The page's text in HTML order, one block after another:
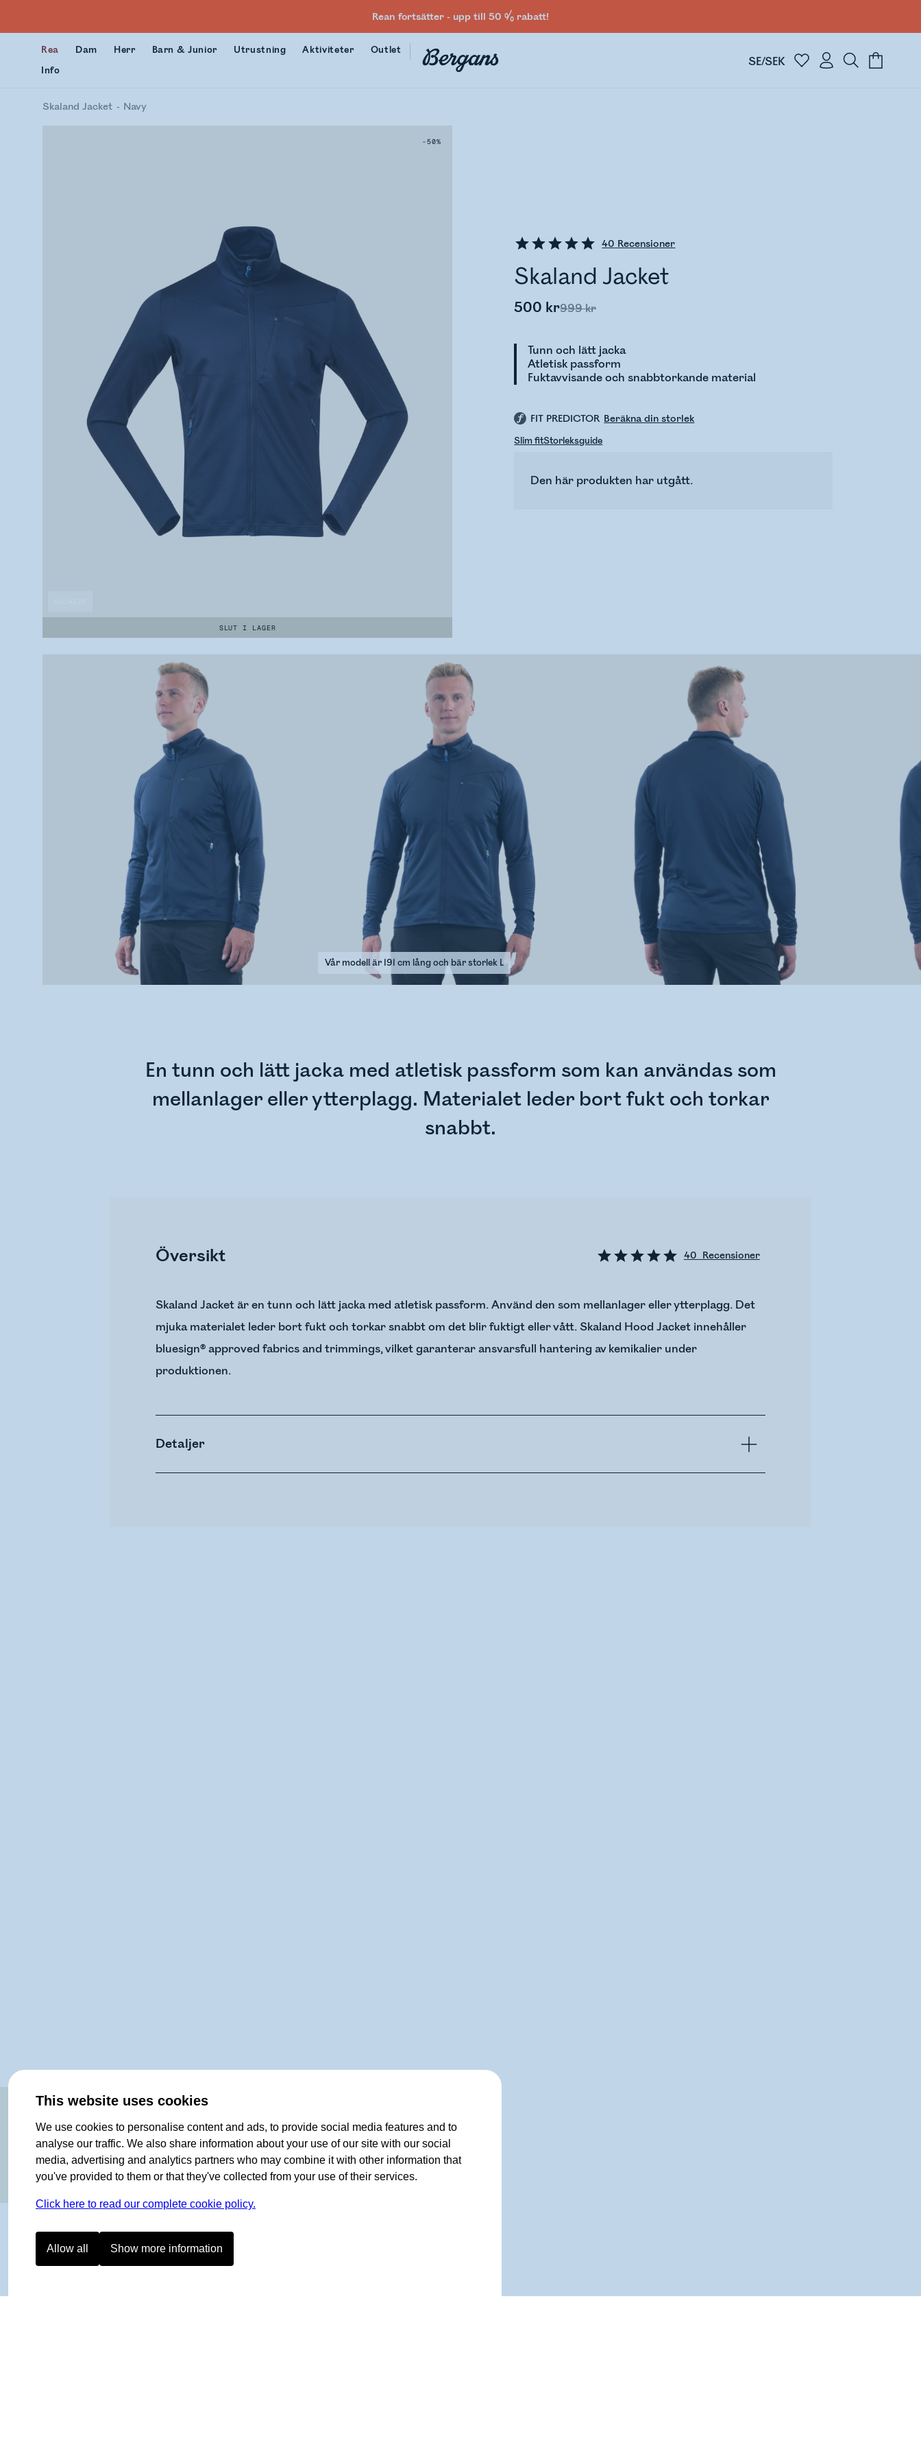
This website uses cookies
We use cookies to personalise content and ads, to provide social media features and to
analyse our traffic. We also share information about your use of our site with our social
media, advertising and analytics partners who may combine it with other information that
you've provided to them or that they've collected from your use of their services.
Click here to read our complete cookie policy.
Allow all Show more information
Rean fortsätter - upp till 50 % rabatt!
Rea Dam Herr Barn & Junior Utrustning Aktiviteter
Outlet
Info
SE/SEK
Skaland Jacket Navy
-50%
SLUT I LAGER
40 Recensioner
Skaland Jacket
500 kr999 kr
Tunn och lätt jacka
Atletisk passform
Fuktavvisande och snabbtorkande material
FIT PREDICTOR Beräkna din storlek
Slim fitStorleksguide
Den här produkten har utgått.
Vår modell är 191 cm lång och bär storlek L
En tunn och lätt jacka med atletisk passform som kan användas som
mellanlager eller ytterplagg. Materialet leder bort fukt och torkar
snabbt.
Översikt 40 Recensioner
Skaland Jacket är en tunn och lätt jacka med atletisk passform. Använd den som mellanlager eller ytterplagg. Det
mjuka materialet leder bort fukt och torkar snabbt om det blir fuktigt eller vått. Skaland Hood Jacket innehåller
bluesign® approved fabrics and trimmings, vilket garanterar ansvarsfull hantering av kemikalier under
produktionen.
Detaljer